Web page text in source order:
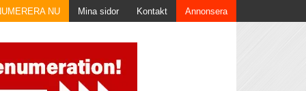
NU Mina sidor Kontakt Annonsera